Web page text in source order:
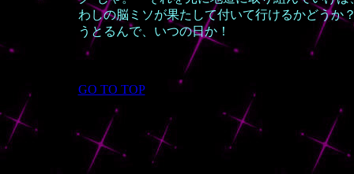
わしの脳ミソが果たして付いて行けるかどう
うとるんで、いつの日か！
GO TO TOP